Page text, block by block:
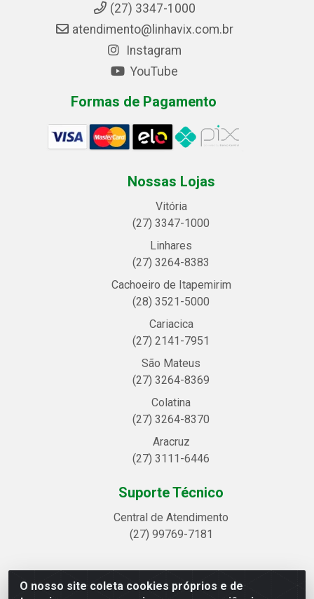
O nosso site coleta cookies próprios e de
(27) 3347-1000
atendimento@linhavix.com.br
Instagram
YouTube
Formas de Pagamento
Nossas Lojas
Vitória
(27) 3347-1000
Linhares
(27) 3264-8383
Cachoeiro de Itapemirim
(28) 3521-5000
Cariacica
(27) 2141-7951
São Mateus
(27) 3264-8369
Colatina
(27) 3264-8370
Aracruz
(27) 3111-6446
Suporte Técnico
Central de Atendimento
(27) 99769-7181
Linhavix Distribuidora LTDA - Avenida Alegre, 2521 -